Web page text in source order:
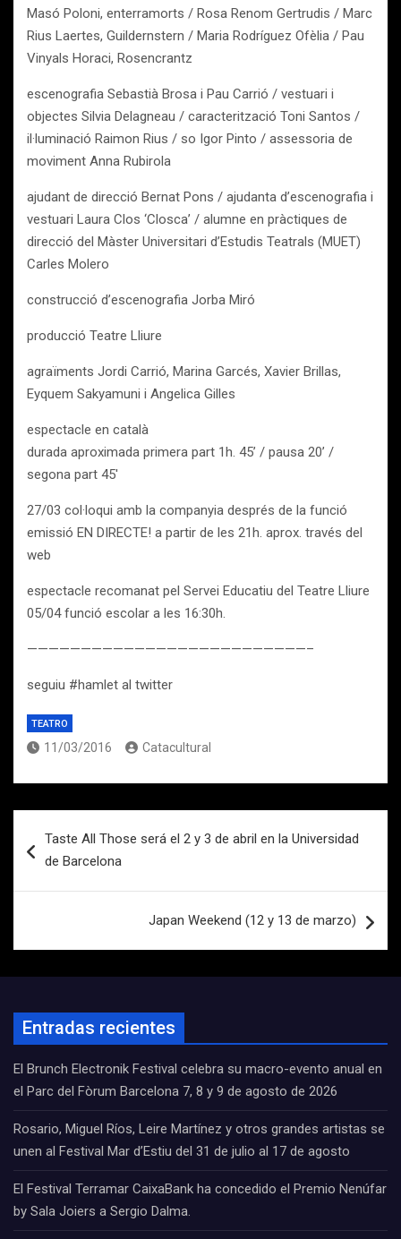
Masó Poloni, enterramorts / Rosa Renom Gertrudis / Marc
Rius Laertes, Guildernstern / Maria Rodríguez Ofèlia / Pau
Vinyals Horaci, Rosencrantz
escenografia Sebastià Brosa i Pau Carrió / vestuari i
objectes Silvia Delagneau / caracterització Toni Santos /
il·luminació Raimon Rius / so Igor Pinto / assessoria de
moviment Anna Rubirola
ajudant de direcció Bernat Pons / ajudanta d’escenografia i
vestuari Laura Clos ‘Closca’ / alumne en pràctiques de
direcció del Màster Universitari d’Estudis Teatrals (MUET)
Carles Molero
construcció d’escenografia Jorba Miró
producció Teatre Lliure
agraïments Jordi Carrió, Marina Garcés, Xavier Brillas,
Eyquem Sakyamuni i Angelica Gilles
espectacle en català
durada aproximada primera part 1h. 45’ / pausa 20’ /
segona part 45′
27/03 col·loqui amb la companyia després de la funció
emissió EN DIRECTE! a partir de les 21h. aprox. través del
web
espectacle recomanat pel Servei Educatiu del Teatre Lliure
05/04 funció escolar a les 16:30h.
——————————————————————————–
seguiu #hamlet al twitter
TEATRO
11/03/2016 Catacultural
de
Taste All Those será el 2 y 3 de abril en la Universidad
de Barcelona
Japan Weekend (12 y 13 de marzo)
Entradas recientes
El Brunch Electronik Festival celebra su macro-evento anual en
el Parc del Fòrum Barcelona 7, 8 y 9 de agosto de 2026
Rosario, Miguel Ríos, Leire Martínez y otros grandes artistas se
unen al Festival Mar d’Estiu del 31 de julio al 17 de agosto
El Festival Terramar CaixaBank ha concedido el Premio Nenúfar
by Sala Joiers a Sergio Dalma.